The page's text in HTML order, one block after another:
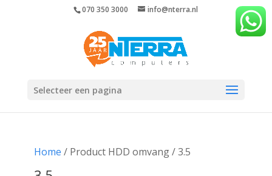
070 350 3000 info@nterra.nl
Selecteer een pagina
Home / Product HDD omvang / 3.5